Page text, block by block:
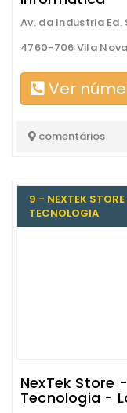
Av. da Industria Ed.
4760-706 Vila
Ver
comentários
9 - NEXTEK
TECNOLOGIA
NexTek Store
Tecnologia -